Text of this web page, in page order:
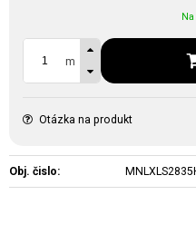
m
Otázka na produkt
Obj. čislo: